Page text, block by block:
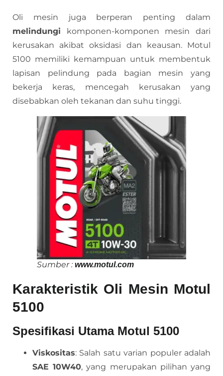
Oli mesin juga berperan penting dalam
melindungi komponen-komponen mesin dari
kerusakan akibat oksidasi dan keausan. Motul
5100 memiliki kemampuan untuk membentuk
lapisan pelindung pada bagian mesin yang
bekerja keras, mencegah kerusakan yang
disebabkan oleh tekanan dan suhu tinggi.
Sumber :www.motul.com
Karakteristik Oli Mesin Motul
5100
Spesifikasi Utama Motul 5100
Viskositas: Salah satu varian populer adalah
SAE 10W40, yang merupakan pilihan yang